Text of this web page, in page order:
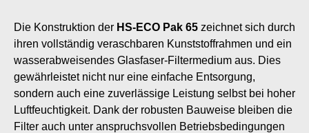
Die Konstruktion der HS-ECO Pak 65 zeichnet sich durch
ihren vollständig veraschbaren Kunststoffrahmen und ein
wasserabweisendes Glasfaser-Filtermedium aus. Dies
gewährleistet nicht nur eine einfache Entsorgung,
sondern auch eine zuverlässige Leistung selbst bei hoher
Luftfeuchtigkeit. Dank der robusten Bauweise bleiben die
Filter auch unter anspruchsvollen Betriebsbedingungen